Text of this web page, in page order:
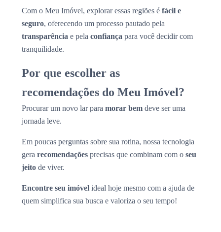
Com o Meu Imóvel, explorar essas regiões é fácil e
seguro, oferecendo um processo pautado pela
transparência e pela confiança para você decidir com
tranquilidade.
Por que escolher as
recomendações do Meu Imóvel?
Procurar um novo lar para morar bem deve ser uma
jornada leve.
Em poucas perguntas sobre sua rotina, nossa tecnologia
gera recomendações precisas que combinam com o seu
jeito de viver.
Encontre seu imóvel ideal hoje mesmo com a ajuda de
quem simplifica sua busca e valoriza o seu tempo!